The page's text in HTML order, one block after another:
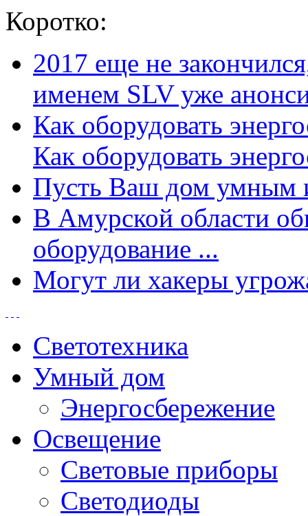
Коротко:
2017 еще не
именем SLV уже
Как оборудовать
Как оборудовать
Пусть Ваш дом умным
В Амурской области
оборудование ...
Могут ли хакеры
Светотехника
Умный дом
Энергосбережение
Освещение
Световые приборы
Светодиоды